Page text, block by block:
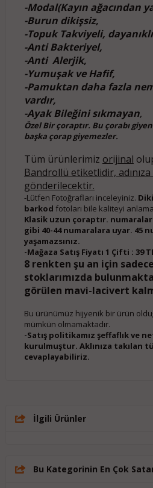
-Modal(Kayın ağacından
-Burun dikişsiz,
-Topuk Takviyeli,
-Anti Bakteriyel,
-Anti Alerjik,
-Yumuşak ve Hafif,
-Pamuktan daha fazla
vardır,
-Ayak Bileğini sıkmayan,
Özel Bir çoraptır. Bu çorabı
başka çorap giyemezler.
Tüm ürünlerimiz orijinal
Bandrollü etiketlidir,
gönderilecektir.
-Lütfen Fotoğrafları inceleyiniz.
barkod fotoları bile kaliteyi
Klasik uzun çoraptır.
gibi 40-44 numaralara uyar. 45
yaşamazsınız.
-Mağaza Satış Fiyatı 1 Çifti : 39
8 renkten şu an için
stoklarımızda
görülen mavi-lacivert
Bu ürünümüz hijyenik bir ürün
mümkün olmamaktadır.
-Satış politikamız şeffaflık ve
kurulmuştur. Aklınıza takılan
cevaplayabiliriz.
İlgili Ürünler
Bu Kategorinin En Çok